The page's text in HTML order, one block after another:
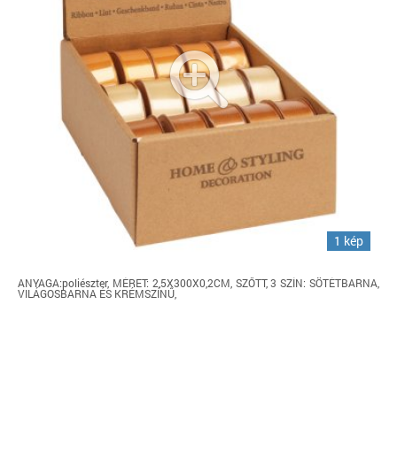
1 kép
ANYAGA:poliészter, MÉRET: 2,5X300X0,2CM, SZŐTT, 3 SZÍN: SÖTÉTBARNA,
VILÁGOSBARNA ÉS KRÉMSZÍNŰ,